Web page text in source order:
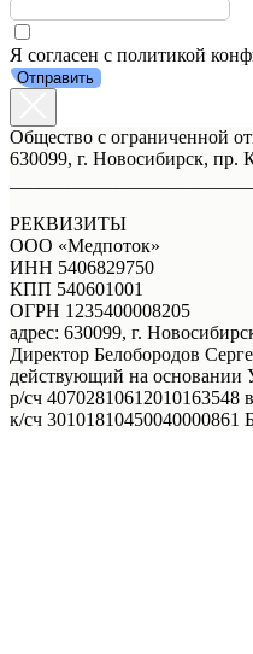
Я согласен с политикой
Отправить
Общество с ограниченной
630099, г. Новосибирск, пр.
РЕКВИЗИТЫ
ООО «Медпоток»
ИНН 5406829750
КПП 540601001
ОГРН 1235400008205
адрес: 630099, г.
Директор Белобородов
действующий на основании
р/сч
к/сч 30101810450040000861